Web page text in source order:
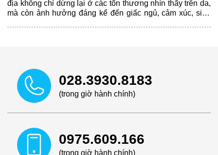
địa không chỉ dừng lại ở các tổn thương nhìn thấy trên da,
mà còn ảnh hưởng đáng kể đến giấc ngủ, cảm xúc, sinh
028.3930.8183
(trong giờ hành chính)
0975.609.166
(trong giờ hành chính)